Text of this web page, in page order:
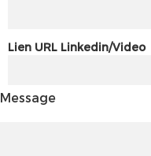
Lien URL Linkedin/Video
Message